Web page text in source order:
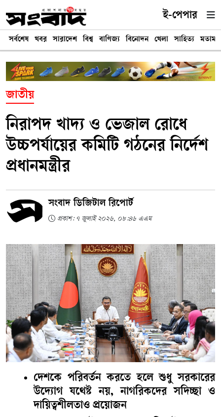
ই-পেপার
সর্বশেষ খবর সারাদেশ বিশ্ব বাণিজ্য বিনোদন খেলা সাহিত্য মতামত
জাতীয়
নিরাপদ খাদ্য ও ভেজাল রোধে
উচ্চপর্যায়ের কমিটি গঠনের নির্দেশ
প্রধানমন্ত্রীর
সংবাদ ডিজিটাল রিপোর্ট
প্রকাশ: ৭ জুলাই ২০২৬, ০৮:৪৬ এএম
দেশকে পরিবর্তন করতে হলে শুধু সরকারের
উদ্যোগ যথেষ্ট নয়, নাগরিকদের সদিচ্ছা ও
দায়িত্বশীলতাও প্রয়োজন